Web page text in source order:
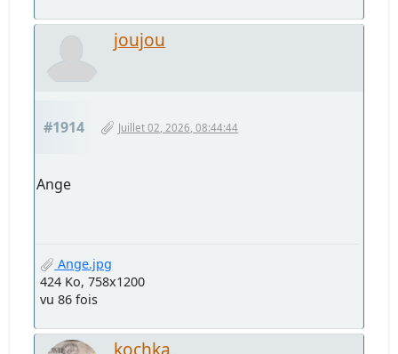
joujou
#1914 Juillet 02, 2026, 08:44:44
Ange